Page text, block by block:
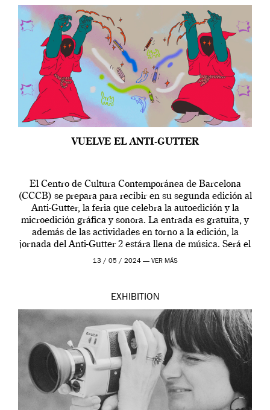
VUELVE EL ANTI-GUTTER
El Centro de Cultura Contemporánea de Barcelona
(CCCB) se prepara para recibir en su segunda edición al
Anti-Gutter, la feria que celebra la autoedición y la
microedición gráfica y sonora. La entrada es gratuita, y
además de las actividades en torno a la edición, la
jornada del Anti-Gutter 2 estára llena de música. Será el
[…]
13 / 05 / 2024 — VER MÁS
EXHIBITION